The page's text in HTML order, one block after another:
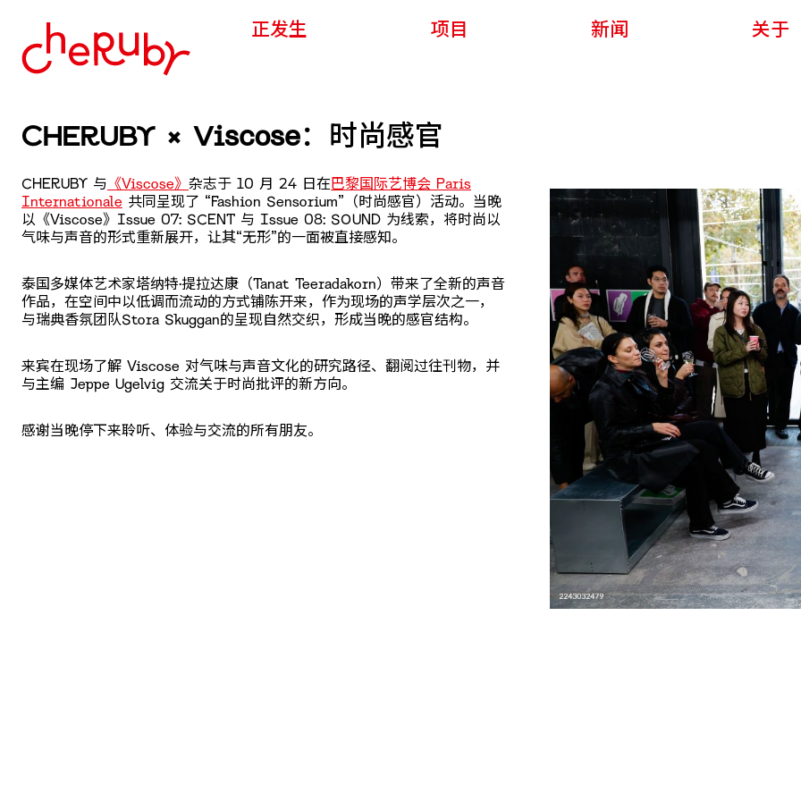
正发生 项目 新闻 关于
CHERUBY × Viscose：时尚感官
CHERUBY 与 《Viscose》 杂志于 10 月 24 日在 巴黎国际艺博会 Paris
Internationale 共同呈现了 “Fashion Sensorium”（时尚感官）活动。当晚
以《Viscose》Issue 07: SCENT 与 Issue 08: SOUND 为线索，将时尚以
气味与声音的形式重新展开，让其“无形”的一面被直接感知。
泰国多媒体艺术家塔纳特·提拉达康（Tanat Teeradakorn）带来了全新的声音
作品，在空间中以低调而流动的方式铺陈开来，作为现场的声学层次之一，
与瑞典香氛团队Stora Skuggan的呈现自然交织，形成当晚的感官结构。
来宾在现场了解 Viscose 对气味与声音文化的研究路径、翻阅过往刊物，并
与主编 Jeppe Ugelvig 交流关于时尚批评的新方向。
感谢当晚停下来聆听、体验与交流的所有朋友。